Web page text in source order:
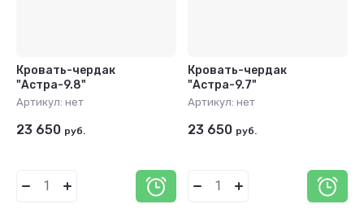
Кровать-чердак
"Астра-9.8"
Артикул: нет
23 650 руб.
Кровать-чердак
"Астра-9.7"
Артикул: нет
23 650 руб.